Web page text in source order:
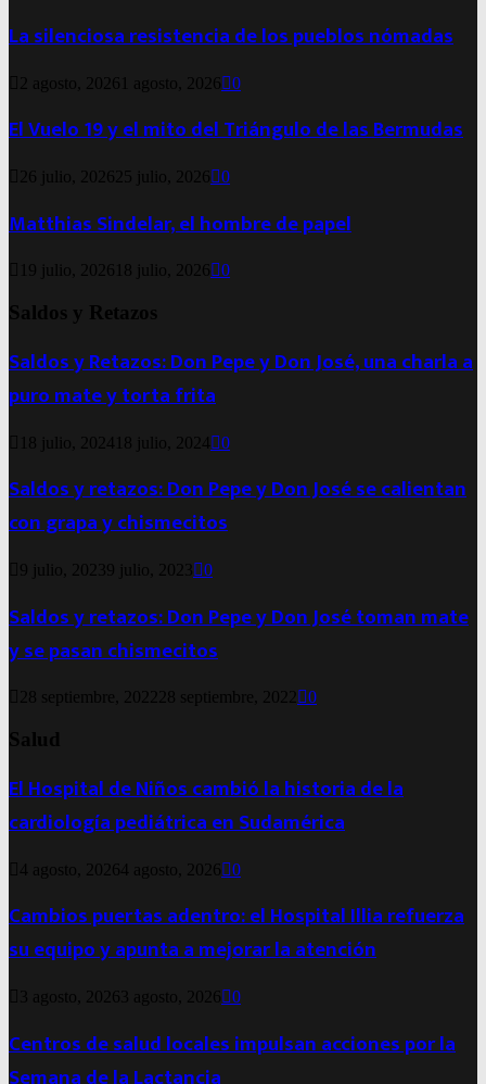
La silenciosa resistencia de los pueblos nómadas
2 agosto, 2026 1 agosto, 2026 0
El Vuelo 19 y el mito del Triángulo de las Bermudas
26 julio, 2026 25 julio, 2026 0
Matthias Sindelar, el hombre de papel
19 julio, 2026 18 julio, 2026 0
Saldos y Retazos
Saldos y Retazos: Don Pepe y Don José, una charla a
puro mate y torta frita
18 julio, 2024 18 julio, 2024 0
Saldos y retazos: Don Pepe y Don José se calientan
con grapa y chismecitos
9 julio, 20239 julio, 2023 0
Saldos y retazos: Don Pepe y Don José toman mate
y se pasan chismecitos
28 septiembre, 202228 septiembre, 2022 0
Salud
El Hospital de Niños cambió la historia de la
cardiología pediátrica en Sudamérica
4 agosto, 20264 agosto, 2026 0
Cambios puertas adentro: el Hospital Illia refuerza
su equipo y apunta a mejorar la atención
3 agosto, 2026 3 agosto, 2026 0
Centros de salud locales impulsan acciones por la